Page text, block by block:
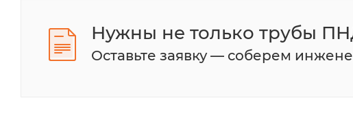
Нужны не только трубы
Оставьте заявку — соберем